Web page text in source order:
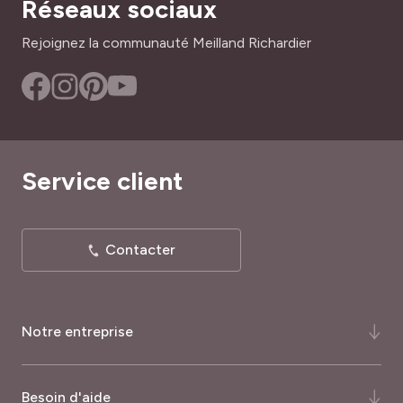
Réseaux sociaux
Rejoignez la communauté Meilland Richardier
Notre entreprise
Besoin d'aide
Service client
Contacter